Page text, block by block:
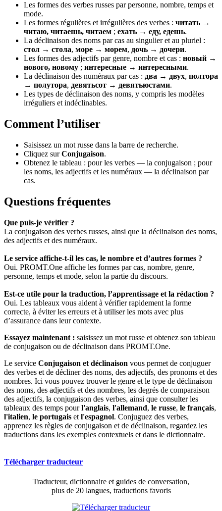
Les formes des verbes russes par personne, nombre, temps et
mode.
Les formes régulières et irrégulières des verbes : читать →
читаю, читаешь, читаем ; ехать → еду, едешь.
La déclinaison des noms par cas au singulier et au pluriel :
стол → стола, море → морем, дочь → дочери.
Les formes des adjectifs par genre, nombre et cas : новый →
нового, новому ; интересные → интересными.
La déclinaison des numéraux par cas : два → двух, полтора
→ полутора, девятьсот → девятьюстами.
Les types de déclinaison des noms, y compris les modèles
irréguliers et indéclinables.
Comment l’utiliser
Saisissez un mot russe dans la barre de recherche.
Cliquez surConjugaison.
Obtenez le tableau : pour les verbes — la conjugaison ; pour
les noms, les adjectifs et les numéraux — la déclinaison par
cas.
Questions fréquentes
Que puis-je vérifier ?
La conjugaison des verbes russes, ainsi que la déclinaison des noms,
des adjectifs et des numéraux.
Le service affiche-t-il les cas, le nombre et d’autres formes ?
Oui. PROMT.One affiche les formes par cas, nombre, genre,
personne, temps et mode, selon la partie du discours.
Est-ce utile pour la traduction, l’apprentissage et la rédaction ?
Oui. Les tableaux vous aident à vérifier rapidement la forme
correcte, à éviter les erreurs et à utiliser les mots avec plus
d’assurance dans leur contexte.
Essayez maintenant : saisissez un mot russe et obtenez son tableau
de conjugaison ou de déclinaison dans PROMT.One.
Le service Conjugaison et déclinaison vous permet de conjuguer
des verbes et de décliner des noms, des adjectifs, des pronoms et des
nombres. Ici vous pouvez trouver le genre et le type de déclinaison
des noms, des adjectifs et des nombres, les degrés de comparaison
des adjectifs, la conjugaison des verbes, ainsi que consulter les
tableaux des temps pourl'anglais, l'allemand, le russe, le français,
l'italien, le portugais et l'espagnol. Conjuguez des verbes,
apprenez les règles de conjugaison et de déclinaison, regardez les
traductions dans les exemples contextuels et dans le dictionnaire.
Télécharger traducteur
Traducteur, dictionnaire et guides de conversation,
plus de 20 langues, traductions favoris